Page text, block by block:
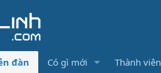
đàn Có gì mới Thành viên